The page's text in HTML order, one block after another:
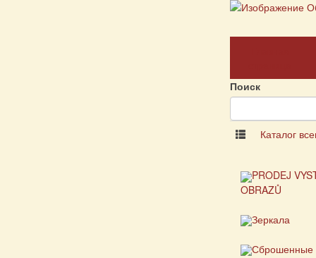
Поиск
Каталог
PRODEJ
OBRAZŮ
Зеркала
Сброшенные